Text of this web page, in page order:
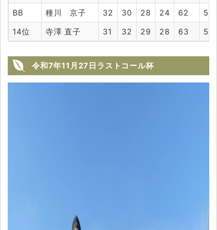
BB
種川 京子 32 30 28 24 62
52
14位
寺澤 直子 31 32 29 28 63 57
令和7年11月27日ラストコール杯